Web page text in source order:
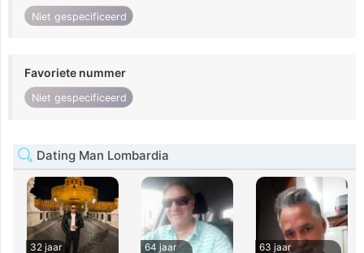
Niet gespecificeerd
Favoriete nummer
Niet gespecificeerd
Dating Man Lombardia
32 jaar
64 jaar
63 jaar